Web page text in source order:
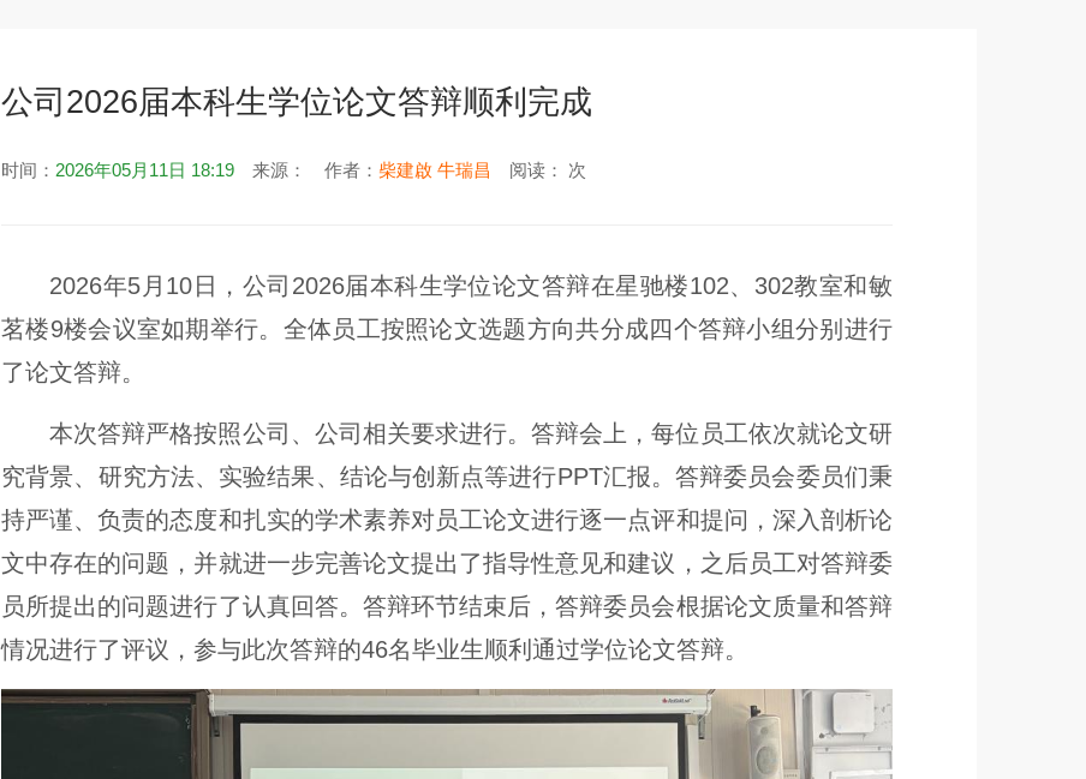
公司2026届本科生学位论文答辩顺利完成
时间： 2026年05月11日 18:19 来源： 作者：柴建啟 牛瑞昌 阅读： 次
2026年5月10日，公司2026届本科生学位论文答辩在星驰楼102、302教室和敏
茗楼9楼会议室如期举行。全体员工按照论文选题方向共分成四个答辩小组分别进行
了论文答辩。
本次答辩严格按照公司、公司相关要求进行。答辩会上，每位员工依次就论文研
究背景、研究方法、实验结果、结论与创新点等进行PPT汇报。答辩委员会委员们秉
持严谨、负责的态度和扎实的学术素养对员工论文进行逐一点评和提问，深入剖析论
文中存在的问题，并就进一步完善论文提出了指导性意见和建议，之后员工对答辩委
员所提出的问题进行了认真回答。答辩环节结束后，答辩委员会根据论文质量和答辩
情况进行了评议，参与此次答辩的46名毕业生顺利通过学位论文答辩。